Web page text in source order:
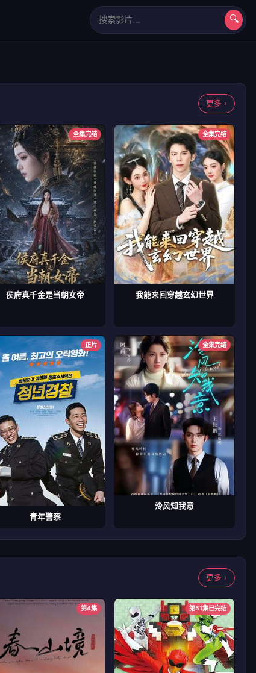
🔍
更多 ›
全集完结
侯府真千金是当朝女帝
全集完结
我能来回穿越玄幻世界
正片
青年警察
全集完结
泠风知我意
更多 ›
第4集 第51集已完结